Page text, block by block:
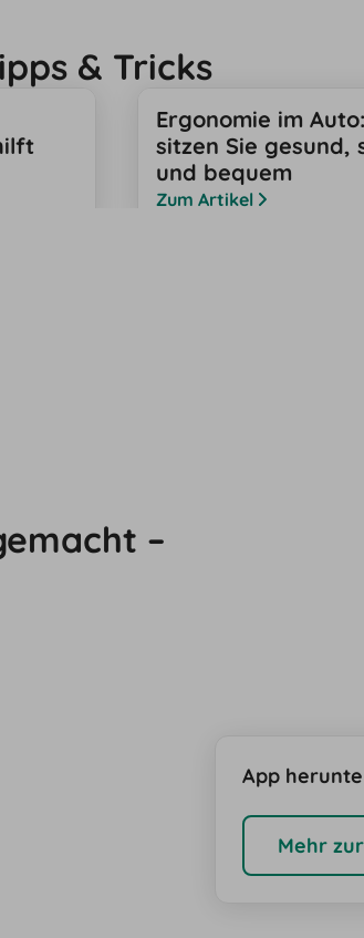
& Tricks
Ergonomie im
sitzen Sie gesund,
und bequem
Zum Artikel
–
App
Mehr